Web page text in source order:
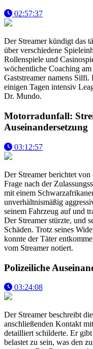
02:57:37
Der Streamer kündigt das
über verschiedene
Rollenspiele und
wöchentliche Coaching
Gaststreamer namens Silfi.
einigen Tagen intensiv
Dr. Mundo.
Motorradunfall:
Auseinandersetzung
03:12:57
Der Streamer berichtet
Frage nach der
mit einem
unverhältnismäßig
seinem Fahrzeug auf und
Der Streamer stürzte, und
Schäden. Trotz seines
konnte der Täter
vom Streamer notiert.
Polizeiliche
03:24:08
Der Streamer beschreibt
anschließenden Kontakt
detailliert schilderte. Er
belastet zu sein, was den